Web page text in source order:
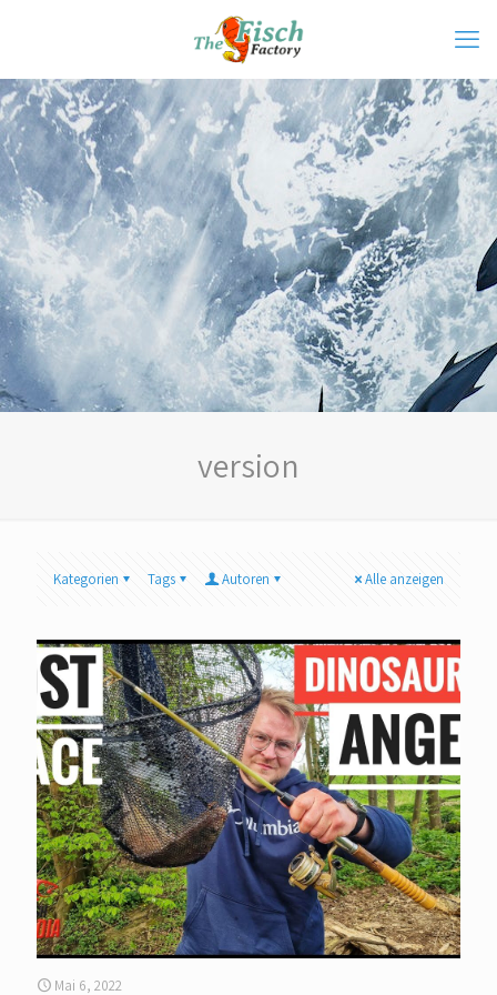
version
Kategorien Tags Autoren Alle anzeigen
Mai 6, 2022